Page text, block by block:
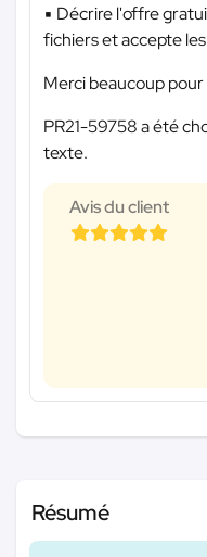
▪️ Décrire l'offre
fichiers et accepte
Merci beaucoup
PR21-59758 a été
texte.
Avis du client
Résumé